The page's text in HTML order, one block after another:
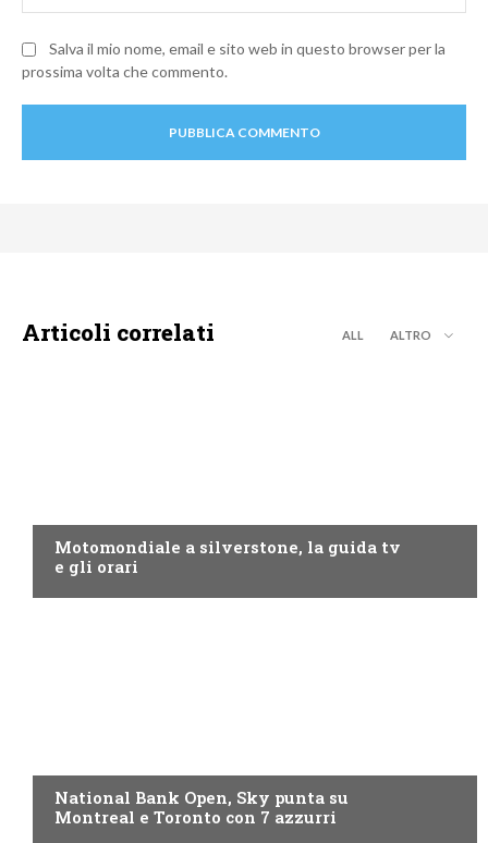
Salva il mio nome, email e sito web in questo browser per la
prossima volta che commento.
Articoli correlati ALL ALTRO
Motomondiale a silverstone, la guida tv
e gli orari
National Bank Open, Sky punta su
Montreal e Toronto con 7 azzurri